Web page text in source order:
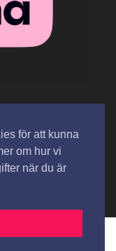
för att kunna
om hur vi
när du är
Mitt konto
Kontakta oss
AB